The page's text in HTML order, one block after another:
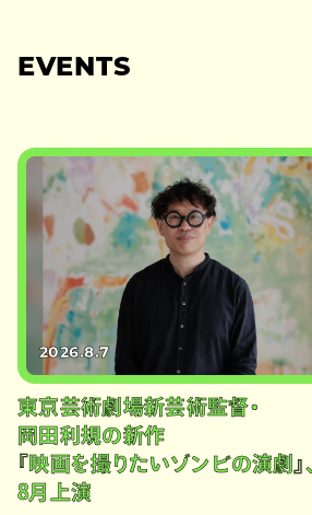
EVENTS
2026.8.7
東京芸術劇場新芸術監督・
岡田利規の新作
『映画を撮りたいゾンビの演劇』、
8月上演